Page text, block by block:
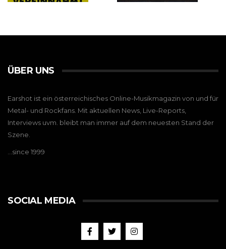
ÜBER UNS
Earshot ist ein österreichisches Online-Musikmagazin von und für
Metal- und Rockfans. Mit aktuellen News, Live-Reports,
Interviews uvm. bleibt man immer auf dem neuesten Stand der
Szene.
…since 1999
SOCIAL MEDIA